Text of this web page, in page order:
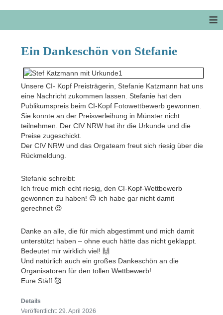
≡
Ein Dankeschön von Stefanie
Unsere CI- Kopf Preisträgerin, Stefanie Katzmann hat uns
eine Nachricht zukommen lassen. Stefanie hat den
Publikumspreis beim CI-Kopf Fotowettbewerb gewonnen.
Sie konnte an der Preisverleihung in Münster nicht
teilnehmen. Der CIV NRW hat ihr die Urkunde und die
Preise zugeschickt.
Der CIV NRW und das Orgateam freut sich riesig über die
Rückmeldung.
Stefanie schreibt:
Ich freue mich echt riesig, den CI-Kopf-Wettbewerb
gewonnen zu haben! 😊 ich habe gar nicht damit
gerechnet 😍
Danke an alle, die für mich abgestimmt und mich damit
unterstützt haben – ohne euch hätte das nicht geklappt.
Bedeutet mir wirklich viel! 🙌
Und natürlich auch ein großes Dankeschön an die
Organisatoren für den tollen Wettbewerb!
Eure Stäff 🥰
Details
Veröffentlicht: 29. April 2026